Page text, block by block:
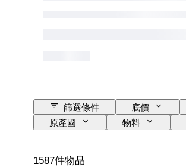
篩選條件 底價
原產國
物料
自鳴鐘
時鐘類型
1587件物品